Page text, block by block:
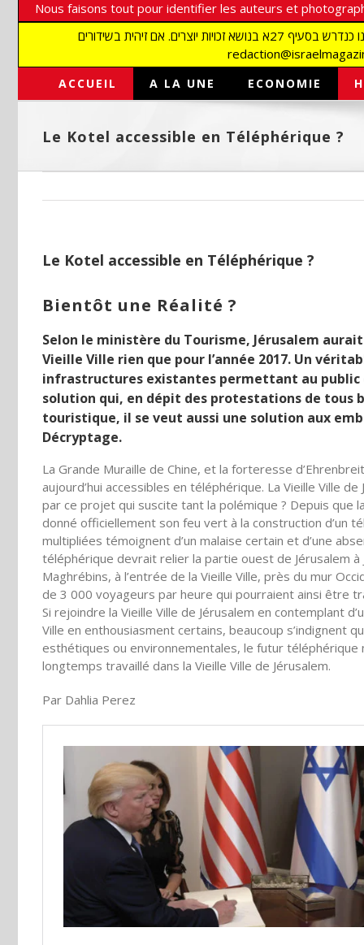
Nous faisons tout pour identifier les auteurs et
אנו עושים הכל כדי לזהות סופרים וצלמים על מנת לכבד את זכויותיהם. אנו מכבדים זכויות יוצרים ושואפים לאתר את בעלי הזכויות בתמונות המגיעות אלינו כנדרש בסעיף 27א בנושא זכויות יוצרים. אם זיהית בשידורים
ACCUEIL A LA UNE ECONOMIE
Le Kotel accessible en Téléphérique ?
Le Kotel accessible en Téléphérique ?
Bientôt une Réalité ?
Selon le ministère du Tourisme, Jérusalem
Vieille Ville rien que pour l’année 2017. Un
infrastructures existantes permettant au public
solution qui, en dépit des protestations de tous
touristique, il se veut aussi une solution aux
Décryptage.
La Grande Muraille de Chine, et la forteresse
aujourd’hui accessibles en téléphérique. La Vieille Ville
par ce projet qui suscite tant la polémique ? Depuis que
donné officiellement son feu vert à la construction d’un
multipliées témoignent d’un malaise certain et d’une
téléphérique devrait relier la partie ouest de Jérusalem
Maghrébins, à l’entrée de la Vieille Ville, près du mur
de 3 000 voyageurs par heure qui pourraient ainsi être
Si rejoindre la Vieille Ville de Jérusalem en contemplant
Ville en enthousiasment certains, beaucoup s’indignent
esthétiques ou environnementales, le futur téléphérique
longtemps travaillé dans la Vieille Ville de Jérusalem.
Par Dahlia Perez